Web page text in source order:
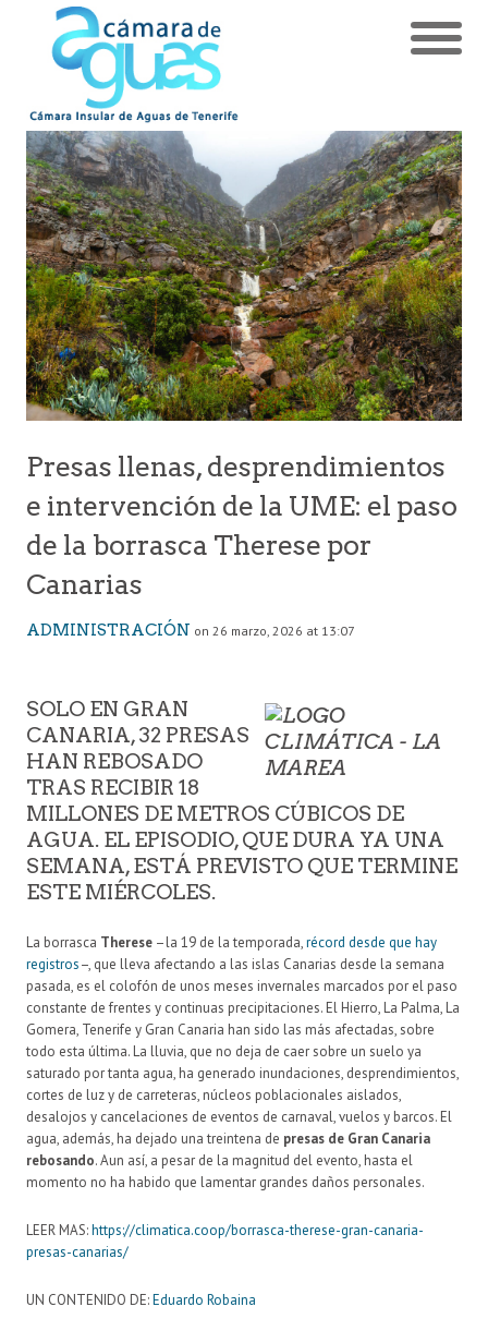
Presas llenas, desprendimientos
e intervención de la UME: el paso
de la borrasca Therese por
Canarias
ADMINISTRACIÓN on 26 marzo, 2026 at 13:07
SOLO EN GRAN
CANARIA, 32 PRESAS
HAN REBOSADO
TRAS RECIBIR 18
MILLONES DE METROS CÚBICOS DE
AGUA. EL EPISODIO, QUE DURA YA UNA
SEMANA, ESTÁ PREVISTO QUE TERMINE
ESTE MIÉRCOLES.
La borrasca Therese –la 19 de la temporada,récord desde que hay
registros–, que lleva afectando a las islas Canarias desde la semana
pasada, es el colofón de unos meses invernales marcados por el paso
constante de frentes y continuas precipitaciones. El Hierro, La Palma, La
Gomera, Tenerife y Gran Canaria han sido las más afectadas, sobre
todo esta última. La lluvia, que no deja de caer sobre un suelo ya
saturado por tanta agua, ha generado inundaciones, desprendimientos,
cortes de luz y de carreteras, núcleos poblacionales aislados,
desalojos y cancelaciones de eventos de carnaval, vuelos y barcos. El
agua, además, ha dejado una treintena de presas de Gran Canaria
rebosando. Aun así, a pesar de la magnitud del evento, hasta el
momento no ha habido que lamentar grandes daños personales.
LEER MAS:https://climatica.coop/borrasca-therese-gran-canaria-
presas-canarias/
UN CONTENIDO DE:Eduardo Robaina